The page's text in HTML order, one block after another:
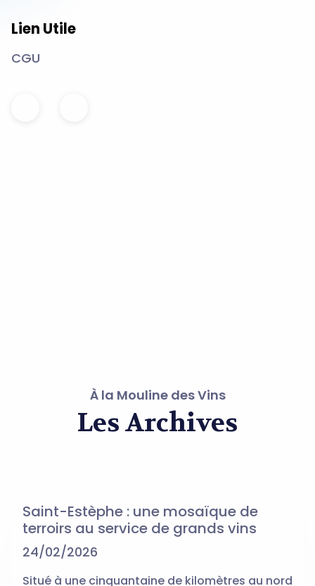
Lien Utile
CGU
À la Mouline des Vins
Les Archives
Saint-Estèphe : une mosaïque de
terroirs au service de grands vins
24/02/2026
Situé à une cinquantaine de kilomètres au nord